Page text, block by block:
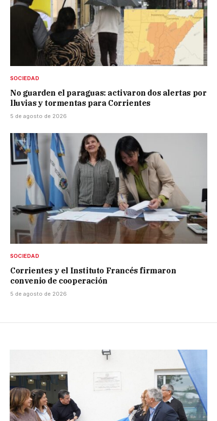
SOCIEDAD
No guarden el paraguas: activaron dos alertas por
lluvias y tormentas para Corrientes
5 de agosto de 2026
SOCIEDAD
Corrientes y el Instituto Francés firmaron
convenio de cooperación
5 de agosto de 2026